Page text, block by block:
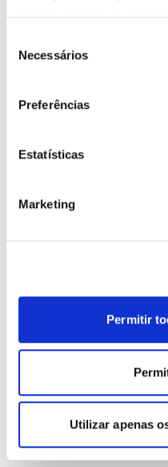
Necessários
Preferências
Estatísticas
Marketing
Permitir
Utilizar apenas